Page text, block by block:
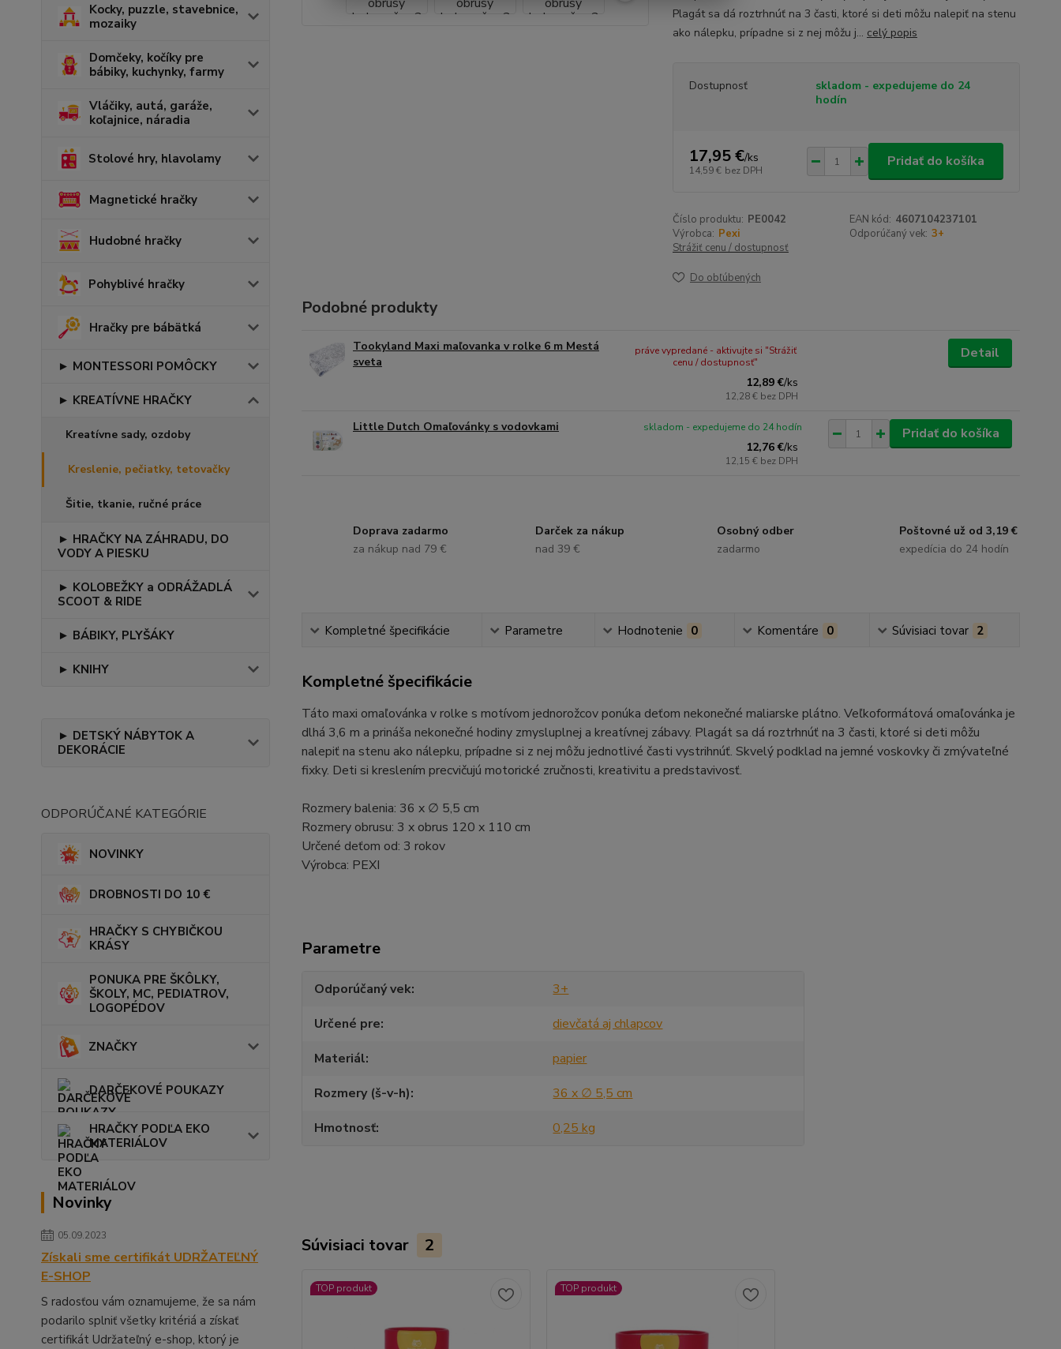
Kocky, puzzle, stavebnice,
mozaiky
Domčeky, kočíky pre
bábiky, kuchynky, farmy
Vláčiky, autá, garáže,
koľajnice, náradia
Stolové hry, hlavolamy
Magnetické hračky
Hudobné hračky
Pohyblivé hračky
Hračky pre bábätká
► MONTESSORI POMÔCKY
► KREATÍVNE HRAČKY
Kreatívne sady, ozdoby
Kreslenie, pečiatky, tetovačky
Šitie, tkanie, ručné práce
► HRAČKY NA ZÁHRADU, DO
VODY A PIESKU
► KOLOBEŽKY a ODRÁŽADLÁ
SCOOT & RIDE
► BÁBIKY, PLYŠÁKY
► KNIHY
► DETSKÝ NÁBYTOK A
DEKORÁCIE
ODPORÚČANÉ KATEGÓRIE
NOVINKY
DROBNOSTI DO 10 €
HRAČKY S CHYBIČKOU
KRÁSY
PONUKA PRE ŠKÔLKY,
ŠKOLY, MC, PEDIATROV,
LOGOPÉDOV
ZNAČKY
DARČEKOVÉ POUKAZY
HRAČKY PODĽA EKO
MATERIÁLOV
Novinky
05.09.2023
Získali sme certifikát UDRŽATEĽNÝ
E-SHOP
S radosťou vám oznamujeme, že sa nám
podarilo splniť všetky kritériá a získať
certifikát Udržateľný e-shop, ktorý je
Plagát sa dá roztrhnúť na 3 časti, ktoré si deti môžu nalepiť na stenu
ako nálepku, prípadne si z nej môžu j... celý popis
Dostupnosť
skladom - expedujeme do 24
hodín
17,95 €/ks
14,59 € bez DPH
Pridať do košíka
Číslo produktu: PE0042 EAN kód: 4607104237101
Výrobca: Pexi Odporúčaný vek: 3+
Strážiť cenu / dostupnosť
Do obľúbených
Podobné produkty
Tookyland Maxi maľovanka v rolke 6 m Mestá
sveta
12,89 €/ks
12,28 € bez DPH
práve vypredané - aktivujte si "Strážiť
cenu / dostupnosť"
Detail
Little Dutch Omaľovánky s vodovkami
12,76 €/ks
12,15 € bez DPH
skladom - expedujeme do 24 hodín Pridať do košíka
Doprava zadarmo
za nákup nad 79 €
Darček za nákup
nad 39 €
Osobný odber
zadarmo
Poštovné už od 3,19 €
expedícia do 24 hodín
Kompletné špecifikácie Parametre Hodnotenie 0 Komentáre 0 Súvisiaci tovar 2
Kompletné špecifikácie
Táto maxi omaľovánka v rolke s motívom jednorožcov ponúka deťom nekonečné maliarske plátno. Veľkoformátová omaľovánka je
dlhá 3,6 m a prináša nekonečné hodiny zmysluplnej a kreatívnej zábavy. Plagát sa dá roztrhnúť na 3 časti, ktoré si deti môžu
nalepiť na stenu ako nálepku, prípadne si z nej môžu jednotlivé časti vystrihnúť. Skvelý podklad na jemné voskovky či zmývateľné
fixky. Deti si kreslením precvičujú motorické zručnosti, kreativitu a predstavivosť.
Rozmery balenia: 36 x ∅ 5,5 cm
Rozmery obrusu: 3 x obrus 120 x 110 cm
Určené deťom od: 3 rokov
Výrobca: PEXI
Parametre
Odporúčaný vek
3+
Určené pre
dievčatá aj chlapcov
Materiál
papier
Rozmery (š-v-h)
36 x ∅ 5,5 cm
Hmotnosť
0,25 kg
Súvisiaci tovar 2
TOP produkt TOP produkt